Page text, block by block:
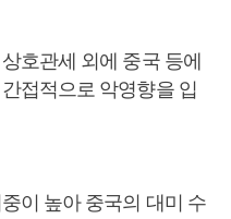
호관세 외에 중국 등에
접적으로 악영향을 입
이 높아 중국의 대미 수